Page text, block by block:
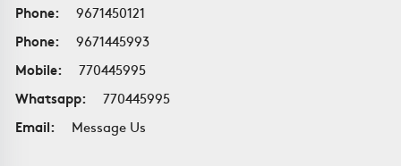
Phone:
9671450121
Phone:
9671445993
Mobile:
770445995
Whatsapp:
770445995
Email:
Message Us